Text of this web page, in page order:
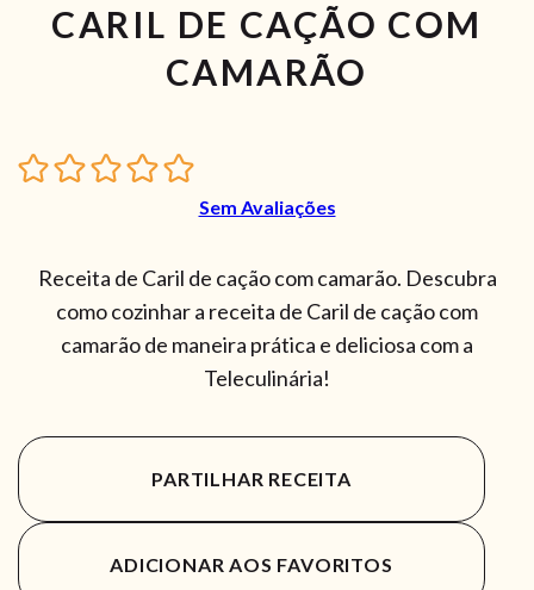
CARIL DE CAÇÃO COM
CAMARÃO
Sem Avaliações
Receita de Caril de cação com camarão. Descubra
como cozinhar a receita de Caril de cação com
camarão de maneira prática e deliciosa com a
Teleculinária!
PARTILHAR RECEITA
ADICIONAR AOS FAVORITOS